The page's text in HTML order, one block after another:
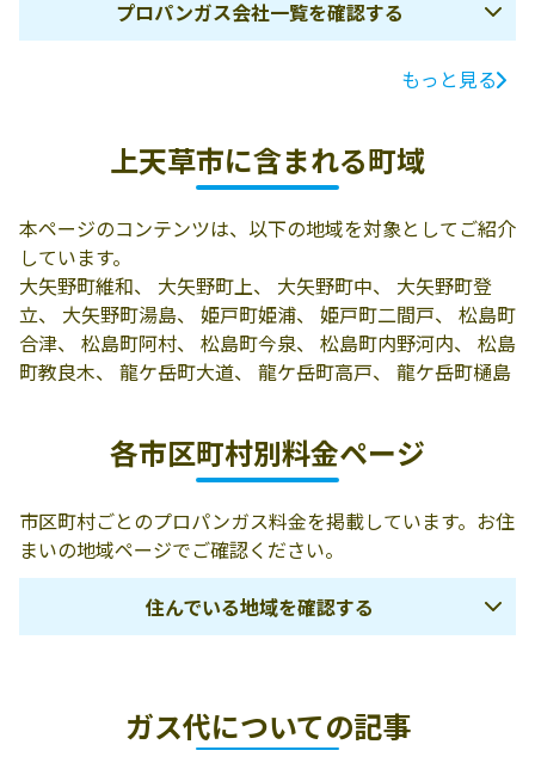
プロパンガス会社一覧を確認する
電話番号
町登立14134-1
腕屋
町登立14129-1
北垣商店
上天草市龍ヶ岳
町高戸3226
0969-62-0069
小川商店
570-0008 上天草
市姫戸町姫浦912
0969-58-3108
444-0416 上天草
市龍ｹ岳町樋島2-
0969-62-1147
山下大男
上天草市姫戸町
大字姫浦2544-5
861-6102 上天草
0969-56-0294
合資会社古田ガ
上天草市松島町
合津4188-3
0969-56-0700
もっと見る
上天草市に含まれる町域
本ページのコンテンツは、以下の地域を対象としてご紹介
しています。
大矢野町維和、 大矢野町上、 大矢野町中、 大矢野町登
立、 大矢野町湯島、 姫戸町姫浦、 姫戸町二間戸、 松島町
合津、 松島町阿村、 松島町今泉、 松島町内野河内、 松島
町教良木、 龍ケ岳町大道、 龍ケ岳町高戸、 龍ケ岳町樋島
各市区町村別料金ページ
市区町村ごとのプロパンガス料金を掲載しています。お住
まいの地域ページでご確認ください。
住んでいる地域を確認する
下益城郡美里町
玉名市
荒尾市
ガス代についての記事